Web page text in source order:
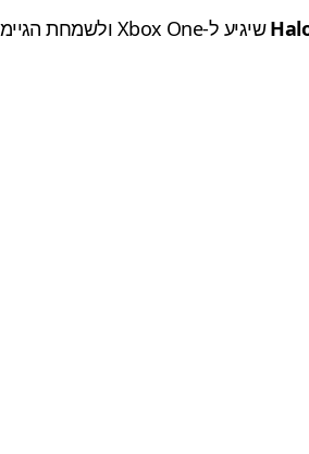
שיגיע ל-Xbox One ולשמחת הגיימרים שלא יכולים בלי מחשב, הוא יגיע גם למחשבי Windows 10. אין עדיין תאריך יציאה: